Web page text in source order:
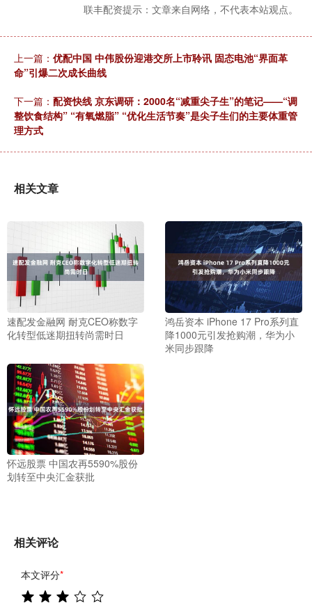
联丰配资提示：文章来自网络，不代表本站观点。
上一篇： 优配中国 中伟股份迎港交所上市聆讯 固态电池“界面革
命”引爆二次成长曲线
下一篇： 配资快线 京东调研：2000名“减重尖子生”的笔记——“调
整饮食结构” “有氧燃脂”​ “优化生活节奏”​是尖子生们的主要体重管
理方式
相关文章
速配发金融网 耐克CEO称数字
化转型低迷期扭转尚需时日
鸿岳资本 iPhone 17 Pro系列直
降1000元引发抢购潮，华为小
米同步跟降
怀远股票 中国农再5590%股份
划转至中央汇金获批
相关评论
本文评分*